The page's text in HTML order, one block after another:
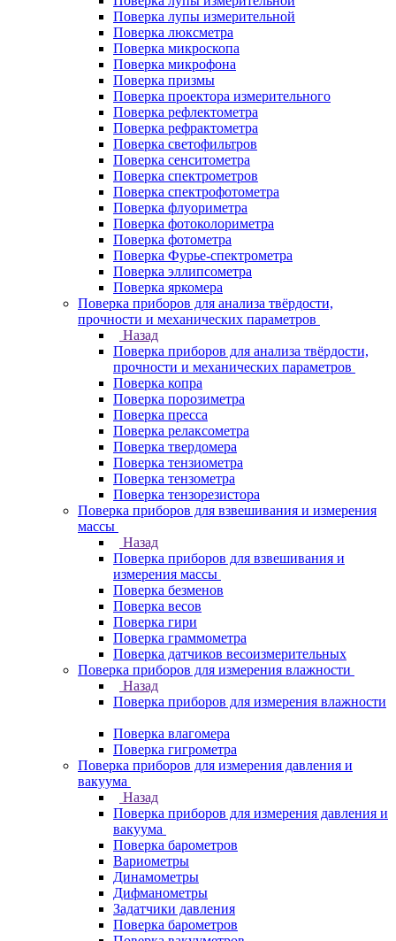
Поверка лупы измерительной
Поверка люксметра
Поверка микроскопа
Поверка микрофона
Поверка призмы
Поверка проектора измерительного
Поверка рефлектометра
Поверка рефрактометра
Поверка светофильтров
Поверка сенситометра
Поверка спектрометров
Поверка спектрофотометра
Поверка флуориметра
Поверка фотоколориметра
Поверка фотометра
Поверка Фурье-спектрометра
Поверка эллипсометра
Поверка яркомера
Поверка приборов для анализа твёрдости,
прочности и механических параметров
Назад
Поверка приборов для анализа твёрдости,
прочности и механических параметров
Поверка копра
Поверка порозиметра
Поверка пресса
Поверка релаксометра
Поверка твердомера
Поверка тензиометра
Поверка тензометра
Поверка тензорезистора
Поверка приборов для взвешивания и измерения
массы
Назад
Поверка приборов для взвешивания и
измерения массы
Поверка безменов
Поверка весов
Поверка гири
Поверка граммометра
Поверка датчиков весоизмерительных
Поверка приборов для измерения влажности
Назад
Поверка приборов для измерения влажности
Поверка влагомера
Поверка гигрометра
Поверка приборов для измерения давления и
вакуума
Назад
Поверка приборов для измерения давления и
вакуума
Поверка барометров
Вариометры
Динамометры
Дифманометры
Задатчики давления
Поверка барометров